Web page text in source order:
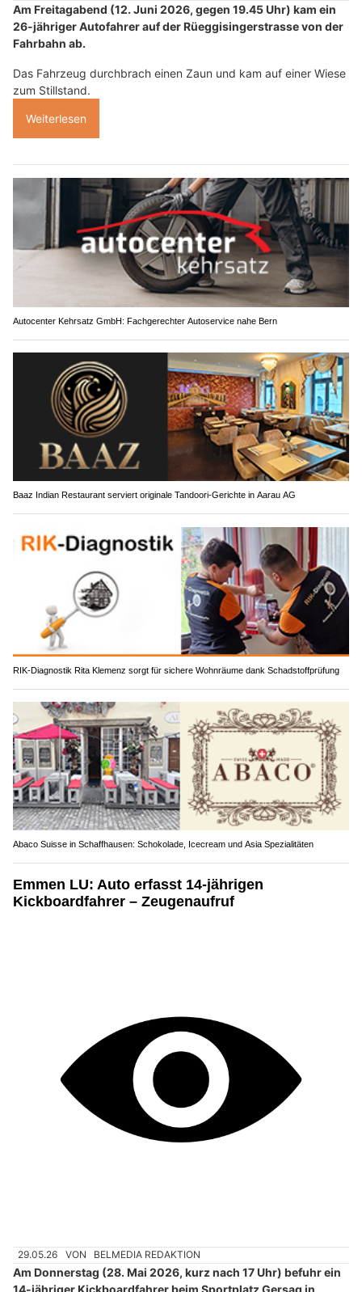
Am Freitagabend (12. Juni 2026, gegen 19.45 Uhr) kam ein
26-jähriger Autofahrer auf der Rüeggisingerstrasse von der
Fahrbahn ab.
Das Fahrzeug durchbrach einen Zaun und kam auf einer Wiese
zum Stillstand.
Weiterlesen
Autocenter Kehrsatz GmbH: Fachgerechter Autoservice nahe Bern
Baaz Indian Restaurant serviert originale Tandoori-Gerichte in Aarau AG
RIK-Diagnostik Rita Klemenz sorgt für sichere Wohnräume dank Schadstoffprüfung
Abaco Suisse in Schaffhausen: Schokolade, Icecream und Asia Spezialitäten
Emmen LU: Auto erfasst 14-jährigen
Kickboardfahrer – Zeugenaufruf
29.05.26 VON BELMEDIA REDAKTION
Am Donnerstag (28. Mai 2026, kurz nach 17 Uhr) befuhr ein
14-jähriger Kickboardfahrer beim Sportplatz Gersag in